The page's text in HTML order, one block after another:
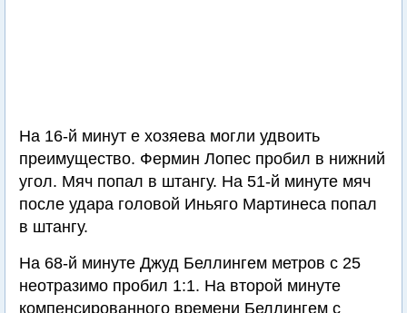
На 16-й минут е хозяева могли удвоить
преимущество. Фермин Лопес пробил в нижний
угол. Мяч попал в штангу. На 51-й минуте мяч
после удара головой Иньяго Мартинеса попал
в штангу.
На 68-й минуте Джуд Беллингем метров с 25
неотразимо пробил 1:1. На второй минуте
компенсированного времени Беллингем с